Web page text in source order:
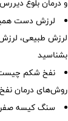
و درمان بلوغ دیررس
لرزش دست
لرزش طبیعی،
بشناسید
نفخ شکم
روش‌های درمان
سنگ کیسه